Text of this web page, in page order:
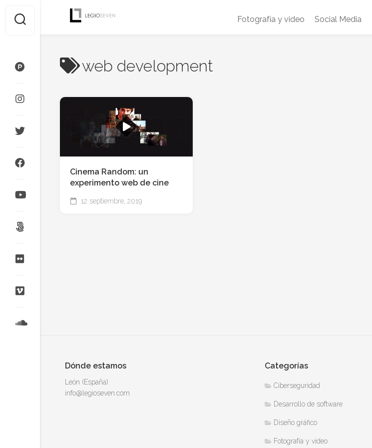
contenido
Fotografía y video Social Media
web development
Cinema Random: un
experimento web de cine
12 septiembre, 2019
Dónde estamos
León (España)
info@legioseven.com
Categorías
Ciberseguridad
Desarrollo de software
Diseño gráfico
Fotografía y video